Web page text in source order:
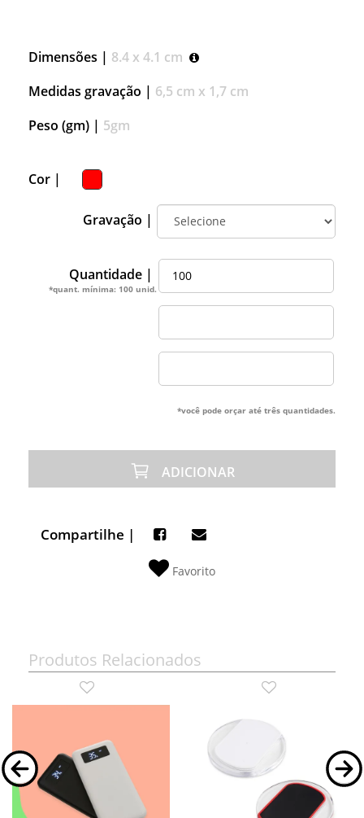
Dimensões | 8.4 x 4.1 cm
Medidas gravação | 6,5 cm x 1,7 cm
Peso (gm) | 5gm
Cor |
Gravação |
Quantidade |
*quant. mínima: 100 unid.
*você pode orçar até três quantidades.
ADICIONAR
Compartilhe |
Favorito
Produtos Relacionados